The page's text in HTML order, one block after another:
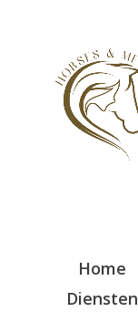
Home
Diensten